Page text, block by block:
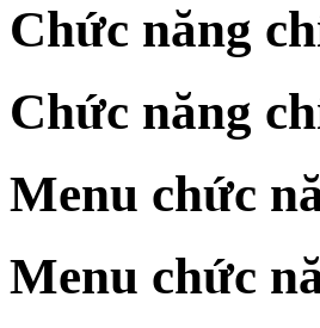
Chức năng
Chức năng
Menu chức
Menu chức